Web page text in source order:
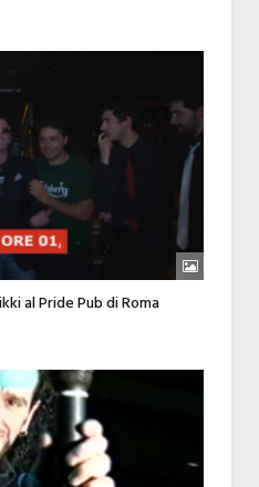
al Pride Pub di Roma